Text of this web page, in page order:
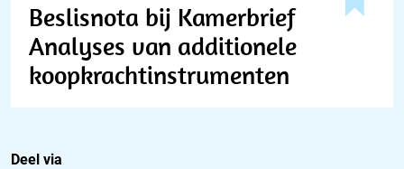
Beslisnota bij Kamerbrief
Analyses van additionele
koopkrachtinstrumenten
Deel via